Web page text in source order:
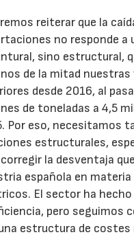
reiterar que la
no responde a
sino estructural,
de la mitad
desde 2016, al
de toneladas a 4,5
Por eso, necesitamos
estructurales,
la desventaja
española en
El sector ha hecho
pero seguimos
estructura de costes